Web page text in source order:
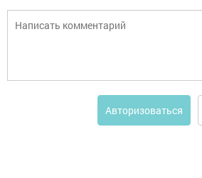
Авторизоваться